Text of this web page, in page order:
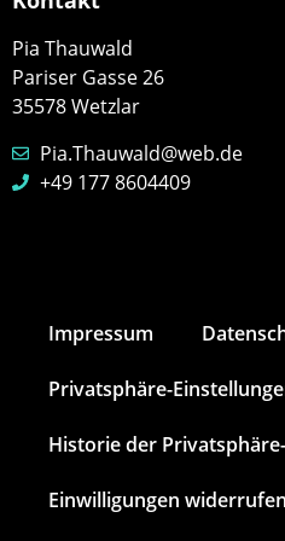
Pia Thauwald
Pariser Gasse 26
35578 Wetzlar
Pia.Thauwald@web.de
+49 177 8604409
Impressum
Privatsphäre-
Historie der
Einwilligungen widerrufen